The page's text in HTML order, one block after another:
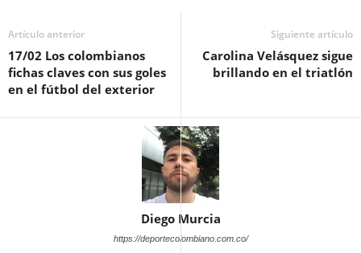
Artículo anterior
17/02 Los colombianos
fichas claves con sus goles
en el fútbol del exterior
Siguiente artículo
Carolina Velásquez sigue
brillando en el triatlón
Diego Murcia
https://deportecolombiano.com.co/